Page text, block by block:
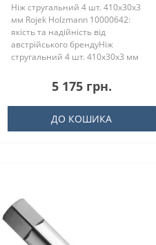
Ніж стругальний 4 шт. 410x30x3
мм Rojek Holzmann 10000642:
якість та надійність від
австрійського брендуНіж
стругальний 4 шт. 410x30x3 мм
5 175 грн.
ДО КОШИКА